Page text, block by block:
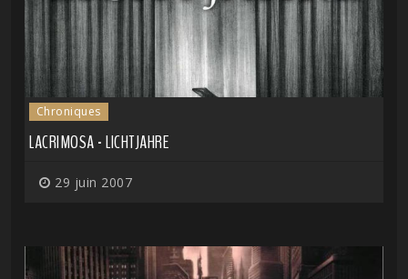
Chroniques
LACRIMOSA - LICHTJAHRE
29 juin 2007